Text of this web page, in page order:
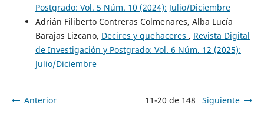
Postgrado: Vol. 5 Núm. 10 (2024): Julio/Diciembre
Adrián Filiberto Contreras Colmenares, Alba Lucía
Barajas Lizcano, Decires y quehaceres , Revista Digital
de Investigación y Postgrado: Vol. 6 Núm. 12 (2025):
Julio/Diciembre
Anterior 11-20 de 148 Siguiente